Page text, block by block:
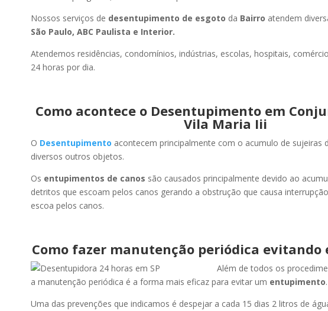
Nossos serviços de desentupimento de esgoto da Bairro atendem
São Paulo, ABC Paulista e Interior.
Atendemos residências, condomínios, indústrias, escolas, hospitais,
24 horas por dia.
Como acontece o Desentupimento em
Vila Maria Iii
O Desentupimento acontecem principalmente com o acumulo de sujeiras
diversos outros objetos.
Os entupimentos de canos são causados principalmente devido ao
detritos que escoam pelos canos gerando a obstrução que causa
escoa pelos canos.
Como fazer manutenção periódica
Além de todos os
a manutenção periódica é a forma mais eficaz para evitar um entupimento.
Uma das prevenções que indicamos é despejar a cada 15 dias 2 litros de